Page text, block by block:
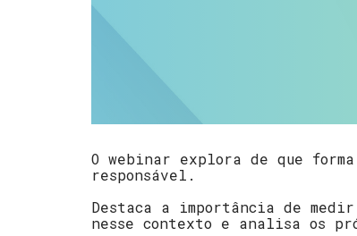
O webinar explora de que
responsável.
Destaca a importância de
nesse contexto e analisa os